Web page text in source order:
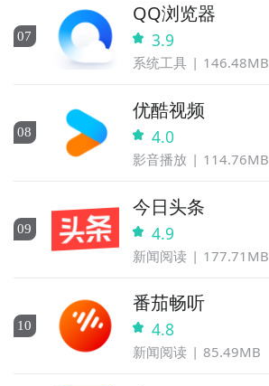
07
QQ浏览器
3.9
系统工具 146.48MB
08
优酷视频
4.0
影音播放 114.76MB
09
今日头条
4.9
新闻阅读 177.71MB
10
番茄畅听
4.8
新闻阅读 85.49MB